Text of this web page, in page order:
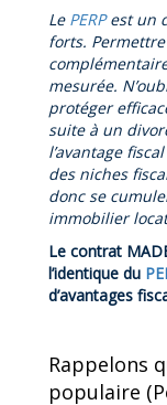
Le PERPest un
forts.
mesurée.
protéger
suite à un
l’avantage
des niches
donc se
immobilier
Le contrat
l’identique du
d’avantages
Rappelons
populaire